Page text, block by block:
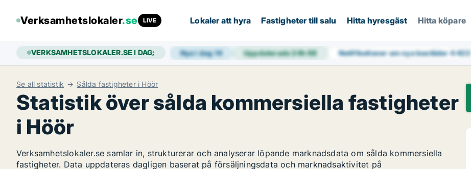
Verksamhetslokaler.se LIVE Lokaler att hyra Fastigheter till salu Hitta hyresgäst Hitta köpare
VERKSAMHETSLOKALER.SE I DAG; Nya i dag14 Uppdaterade 24h68 Notifikationer om nya bostäder4 422
Se all statistik Sålda fastigheter i Höör
Statistik över sålda kommersiella fastigheter
i Höör
Verksamhetslokaler.se samlar in, strukturerar och analyserar löpande marknadsdata om sålda kommersiella
fastigheter. Data uppdateras dagligen baserat på försäljningsdata och marknadsaktivitet på